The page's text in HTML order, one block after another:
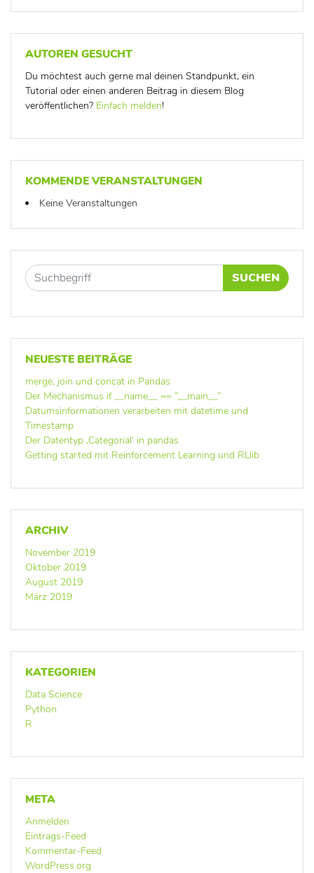
AUTOREN GESUCHT
Du möchtest auch gerne mal deinen Standpunkt, ein
Tutorial oder einen anderen Beitrag in diesem Blog
veröffentlichen? Einfach melden!
KOMMENDE VERANSTALTUNGEN
Keine Veranstaltungen
SUCHEN
NEUESTE BEITRÄGE
merge, join und concat in Pandas
Der Mechanismus if __name__ == ”__main__”
Datumsinformationen verarbeiten mit datetime und
Timestamp
Der Datentyp ‚Categorial‘ in pandas
Getting started mit Reinforcement Learning und RLlib
ARCHIV
November 2019
Oktober 2019
August 2019
März 2019
KATEGORIEN
Data Science
Python
R
META
Anmelden
Eintrags-Feed
Kommentar-Feed
WordPress.org